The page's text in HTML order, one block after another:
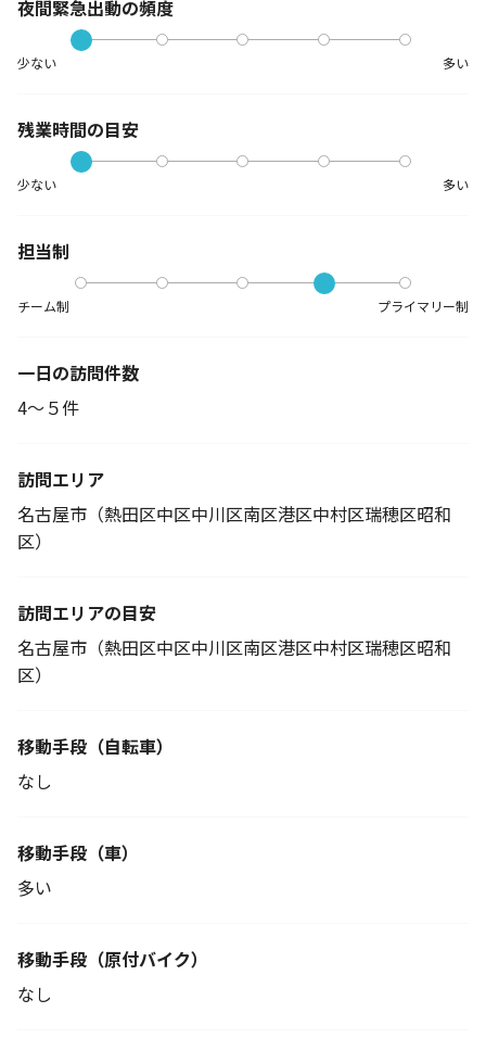
夜間緊急出動の頻度
少ない 多い
残業時間の目安
少ない 多い
担当制
チーム制 プライマリー制
一日の訪問件数
4～５件
訪問エリア
名古屋市（熱田区中区中川区南区港区中村区瑞穂区昭和
区）
訪問エリアの目安
名古屋市（熱田区中区中川区南区港区中村区瑞穂区昭和
区）
移動手段 （自転車）
なし
移動手段（車）
多い
移動手段 （原付バイク）
なし